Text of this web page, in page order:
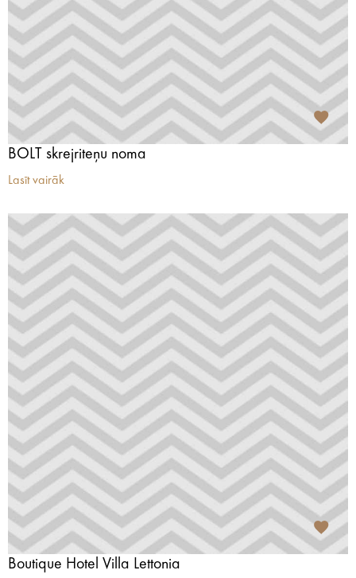
BOLT skrejriteņu noma
Lasīt vairāk
Boutique Hotel Villa Lettonia